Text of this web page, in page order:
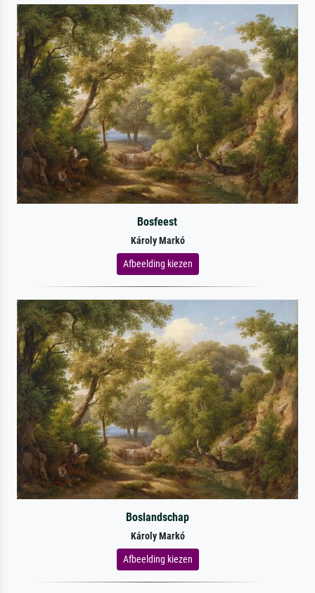
Bosfeest
Károly Markó
Afbeelding kiezen
Boslandschap
Károly Markó
Afbeelding kiezen